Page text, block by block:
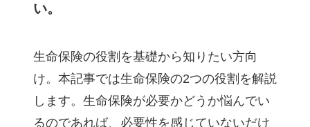
い。
生命保険の役割を基礎から知りたい方向
け。本記事では生命保険の2つの役割を解説
します。生命保険が必要かどうか悩んでい
るのであれば、必要性を感じていないだけ